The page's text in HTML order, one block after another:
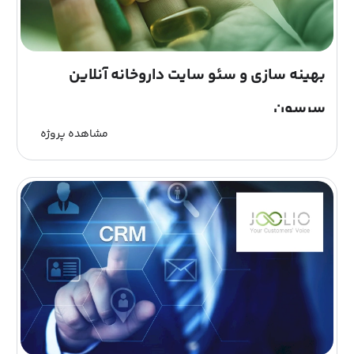
بهینه سازی و سئو سایت داروخانه آنلاین
سرسون
داروخانه شبانه روزی دکتر مهدی نظری به منظور گسترش
خدمت رسانی در زمینه پزشکی, زیبایی و ورزشی به مردم
شریف شهرقدس به طور شبانه روزی با کادری مجرب در
شهرقدس شروع به...
مشاهده پروژه